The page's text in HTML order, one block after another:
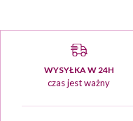
WYSYŁKA W 24H
czas jest ważny